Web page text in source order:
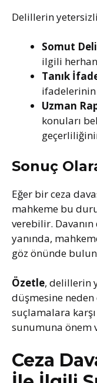
Delillerin
Somut
ilgili
Tanık
ifadelerinin
Uzman
konuları
Sonuç
Eğer bir ceza
mahkeme bu
verebilir.
yanında,
göz önünde
Özetle, delillerin
düşmesine
suçlamalara karşı
sunumuna önem
Ceza